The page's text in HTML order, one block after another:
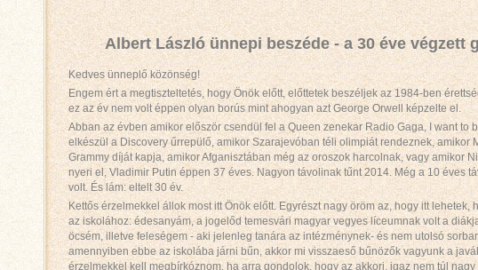
Albert László ünnepi beszéde - a 30 éve végzett
Kedves ünneplő közönség!
Engem ért a megtiszteltetés, hogy Önök előtt, előttetek beszéljek az 1984-ben
ez az év nem volt éppen olyan borús mint ahogyan azt George Orwell képzelte el.
Abban az évben amikor először csendül fel a Queen zenekar Radio Gaga, I want to
elkészül a Discovery űrrepülő, amikor Szarajevóban téli olimpiát rendeznek, amikor
Grammy díját kapja, amikor Afganisztában még az oroszok harcolnak, vagy amikor
nyeri el, Vladimir Putin éppen 37 éves. Nagyon távolinak tűnt 2014. Még a 10 éves
volt. És lám: eltelt 30 év.
Kettős érzelmekkel állok most itt Önök előtt. Egyrészt nagy öröm az, hogy itt lehetek,
az iskolához: édesanyám, a jogelőd temesvári magyar vegyes líceumnak volt a
öcsém, illetve feleségem - aki jelenleg tanára az intézménynek- és nem utolsó
amennyiben ebbe az iskolába járni bűn, akkor mi visszaeső bűnözők vagyunk a
érzelmekkel kell megbírkóznom, ha arra gondolok, hogy az akkori, igaz nem túl